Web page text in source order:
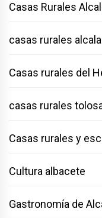
Casas Rurales
casas rurales
Casas rurales del
casas rurales
Casas rurales y
Cultura albacete
Gastronomía de